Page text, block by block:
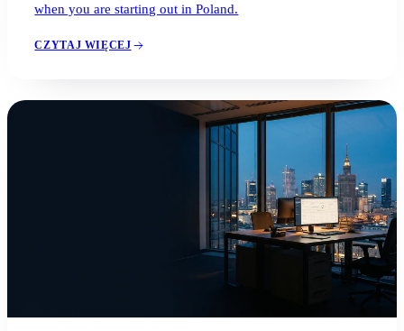
when you are starting out in Poland.
CZYTAJ WIĘCEJ